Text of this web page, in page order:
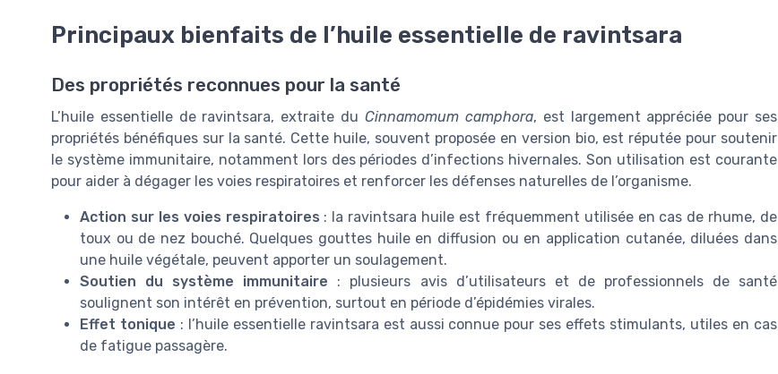
Principaux bienfaits de l’huile essentielle de ravintsara
Des propriétés reconnues pour la santé
L’huile essentielle de ravintsara, extraite du Cinnamomum camphora, est largement appréciée pour ses
propriétés bénéfiques sur la santé. Cette huile, souvent proposée en version bio, est réputée pour soutenir
le système immunitaire, notamment lors des périodes d’infections hivernales. Son utilisation est courante
pour aider à dégager les voies respiratoires et renforcer les défenses naturelles de l’organisme.
Action sur les voies respiratoires : la ravintsara huile est fréquemment utilisée en cas de rhume, de
toux ou de nez bouché. Quelques gouttes huile en diffusion ou en application cutanée, diluées dans
une huile végétale, peuvent apporter un soulagement.
Soutien du système immunitaire : plusieurs avis d’utilisateurs et de professionnels de santé
soulignent son intérêt en prévention, surtout en période d’épidémies virales.
Effet tonique : l’huile essentielle ravintsara est aussi connue pour ses effets stimulants, utiles en cas
de fatigue passagère.